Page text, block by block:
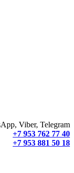
Viber, Telegram
+7 953 762 77 40
+7 953 881 50 18